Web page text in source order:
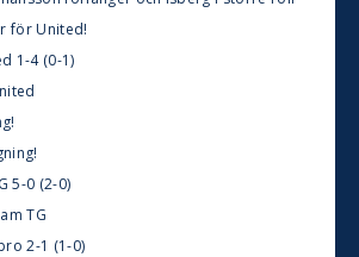
för United!
1-4 (0-1)
5-0 (2-0)
TG
2-1 (1-0)